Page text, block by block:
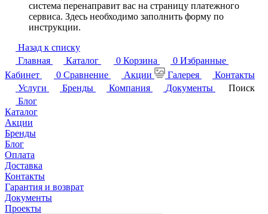
система перенаправит вас на страницу платежного
сервиса. Здесь необходимо заполнить форму по
инструкции.
Назад к списку
Главная
Каталог 0 Корзина 0 Избранные
Кабинет
0 Сравнение Акции Галерея
Контакты
Услуги
Бренды Компания Документы
Поиск
Блог
Каталог
Акции
Бренды
Блог
Оплата
Доставка
Контакты
Гарантия и возврат
Документы
Проекты